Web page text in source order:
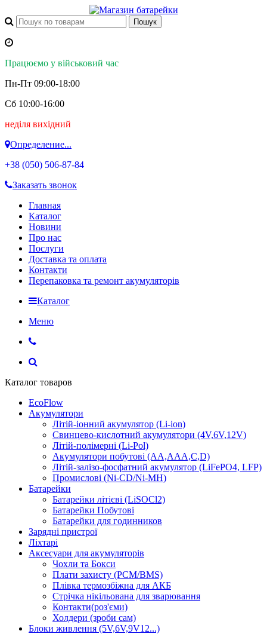
Працюємо у військовий час
Пн-Пт 09:00-18:00
Сб 10:00-16:00
неділя вихідний
Определение...
+38 (050) 506-87-84
Заказать звонок
Главная
Каталог
Новини
Про нас
Послуги
Доставка та оплата
Контакти
Перепаковка та ремонт акумуляторів
Каталог
Меню
Каталог товаров
EcoFlow
Акумулятори
Літій-іонний акумулятор (Li-ion)
Свинцево-кислотний акумулятори (4V,6V,12V)
Літій-полімерні (Li-Pol)
Акумулятори побутові (AA,AAA,C,D)
Літій-залізо-фосфатний акумулятор (LiFePO4, LFP)
Промислові (Ni-CD/Ni-MH)
Батарейки
Батарейки літієві (LiSOCl2)
Батарейки Побутові
Батарейки для годинников
Зарядні пристрої
Ліхтарі
Аксесуари для акумуляторів
Чохли та Бокси
Плати захисту (PCM/BMS)
Плівка термозбіжна для АКБ
Стрічка нікільована для зварювання
Контакти(роз'єми)
Холдери (зроби сам)
Блоки живлення (5V,6V,9V12...)